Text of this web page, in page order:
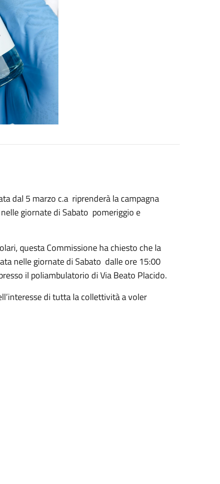
dal 5 marzo c.a riprenderà la campagna
giornate di Sabato pomeriggio e
questa Commissione ha chiesto che la
nelle giornate di Sabato dalle ore 15:00
il poliambulatorio di Via Beato Placido.
di tutta la collettività a voler